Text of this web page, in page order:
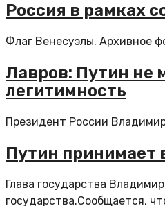
Россия в рамках
Флаг Венесуэлы. Архивное
Лавров: Путин не
легитимность
Президент России
Путин принимает
Глава государства
государства.Сообщается,